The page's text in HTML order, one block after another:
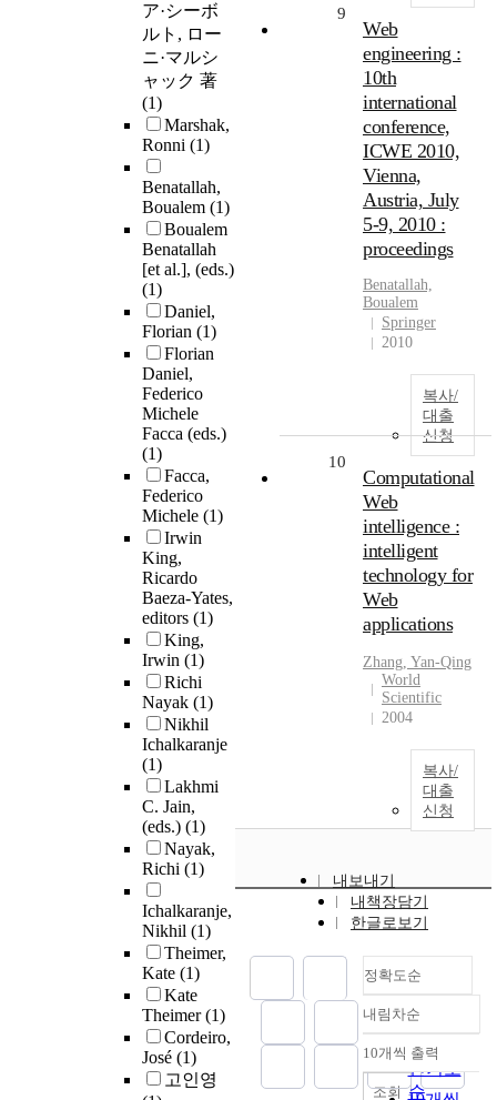
ア·シーボ
ルト, ロー
ニ·マルシ
ャック 著
(1)
Marshak,
Ronni (1)
Benatallah,
Boualem (1)
Boualem
Benatallah
[et al.], (eds.)
(1)
Daniel,
Florian (1)
Florian
Daniel,
Federico
Michele
Facca (eds.)
(1)
Facca,
Federico
Michele (1)
Irwin
King,
Ricardo
Baeza-Yates,
editors (1)
King,
Irwin (1)
Richi
Nayak (1)
Nikhil
Ichalkaranje
(1)
Lakhmi
C. Jain,
(eds.) (1)
Nayak,
Richi (1)
Ichalkaranje,
Nikhil (1)
Theimer,
Kate (1)
Kate
Theimer(1)
Cordeiro,
José (1)
고인영
9
Web
engineering :
10th
international
conference,
ICWE 2010,
Vienna,
Austria, July
5-9, 2010 :
proceedings
Benatallah,
Boualem
Springer
2010
복사/
대출
신청
10
Computational
Web
intelligence :
intelligent
technology for
Web
applications
Zhang, Yan-Qing
World
Scientific
2004
복사/
대출
신청
내보내기
내책장담기
한글로보기
정확도순
정확도
순
인기도
순
내림차순
내림차순
10개씩 출력
조회